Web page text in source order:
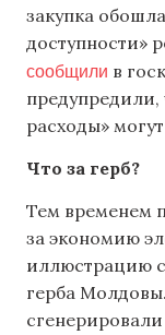
закупка
доступности»
сообщили в
расходы»
Что за герб?
Тем временем
за экономию
иллюстрацию
герба